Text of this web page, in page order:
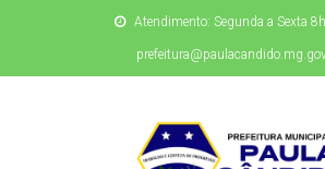
Atendimento: Segunda a Sexta